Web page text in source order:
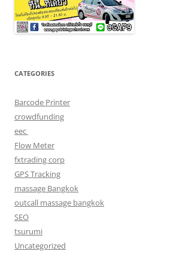
CATEGORIES
Barcode Printer
crowdfunding
eec
Flow Meter
fxtrading corp
GPS Tracking
massage Bangkok
outcall massage bangkok
SEO
tsurumi
Uncategorized